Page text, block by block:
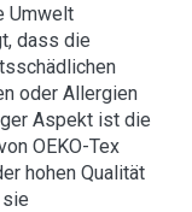
Umwelt
dass die
oder Allergien
Aspekt ist die
OEKO-Tex
hohen Qualität